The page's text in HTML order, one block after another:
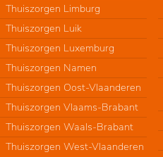
Thuiszorgen Limburg
Thuiszorgen Luik
Thuiszorgen Luxemburg
Thuiszorgen Namen
Thuiszorgen Oost-Vlaanderen
Thuiszorgen Vlaams-Brabant
Thuiszorgen Waals-Brabant
Thuiszorgen West-Vlaanderen